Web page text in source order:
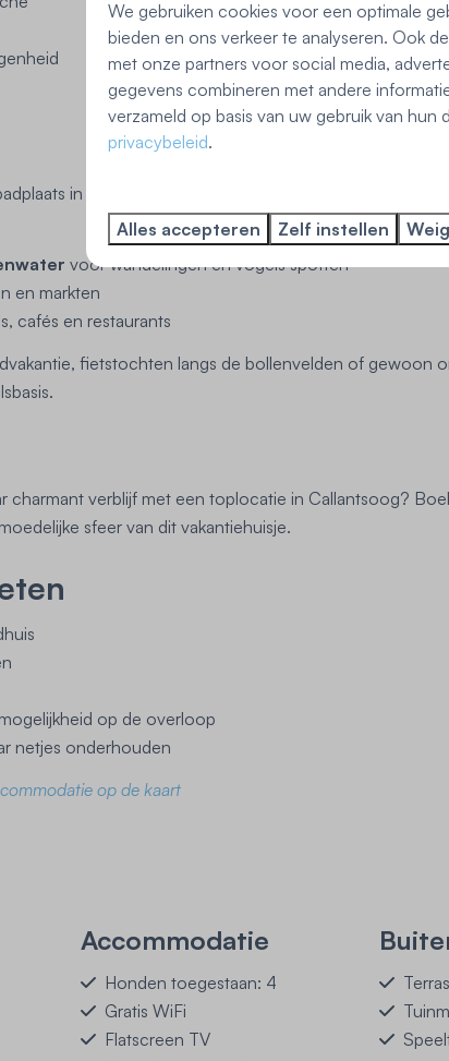
in Noord-Holland en staat bekend om:
voor wandelingen en vogels spotten
en markten
cafés en restaurants
fietstochten langs de bollenvelden of gewoon
charmant verblijf met een toplocatie in Callantsoog?
sfeer van dit vakantiehuisje.
op de overloop
netjes onderhouden
op de kaart
Accommodatie
Honden toegestaan: 4
Gratis WiFi
Flatscreen TV
We gebruiken cookies voor een optimale
bieden en ons verkeer te analyseren. Ook
met onze partners voor social media,
gegevens combineren met andere
verzameld op basis van uw gebruik van
privacybeleid.
Alles accepteren Zelf instellen